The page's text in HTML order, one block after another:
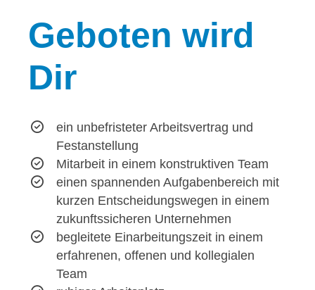
Geboten wird
Dir
ein unbefristeter Arbeitsvertrag und
Festanstellung
Mitarbeit in einem konstruktiven Team
einen spannenden Aufgabenbereich mit
kurzen Entscheidungswegen in einem
zukunftssicheren Unternehmen
begleitete Einarbeitungszeit in einem
erfahrenen, offenen und kollegialen
Team